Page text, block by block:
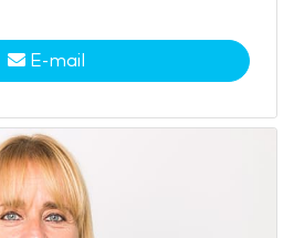
E-mail